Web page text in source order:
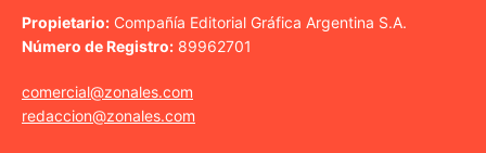
Propietario: Compañía Editorial Gráfica Argentina S.A.
Número de Registro: 89962701
comercial@zonales.com
redaccion@zonales.com